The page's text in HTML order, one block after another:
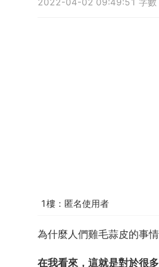
2022-04-02 09:49:51 字數
1樓：匿名使用者
為什麼人們雞毛蒜皮的事
在我看來，這就是對於很